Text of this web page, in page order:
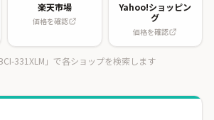
楽天市場
価格を確認
Yahoo!ショッピン
グ
価格を確認
331XLM」で各ショップを検索します